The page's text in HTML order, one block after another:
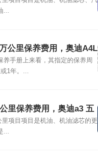
...
公里保养费用，奥迪A4L
项目
养手册上来看，其指定的保养周
1年。...
里保养费用，奥迪a3 五
目
里项目项目是机油、机油滤芯的更
...